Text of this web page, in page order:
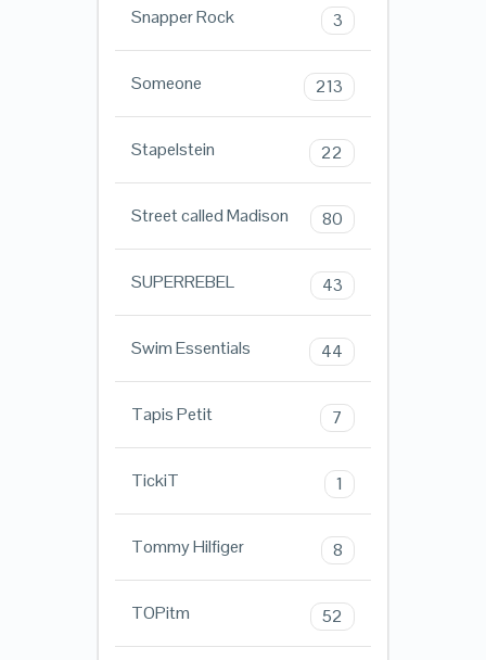
Snapper Rock 3
Someone 213
Stapelstein 22
Street called Madison 80
SUPERREBEL 43
Swim Essentials 44
Tapis Petit 7
TickiT 1
Tommy Hilfiger 8
TOPitm 52